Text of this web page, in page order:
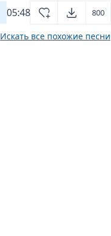
05:48
800
Искать все похожие песни